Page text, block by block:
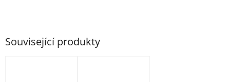
Související produkty